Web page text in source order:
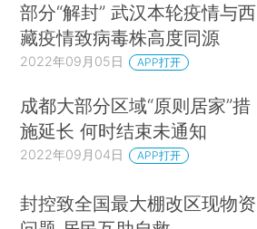
部分“解封” 武汉本轮疫情与西
藏疫情致病毒株高度同源
2022年09月05日 APP打开
成都大部分区域“原则居家”措
施延长 何时结束未通知
2022年09月04日 APP打开
封控致全国最大棚改区现物资